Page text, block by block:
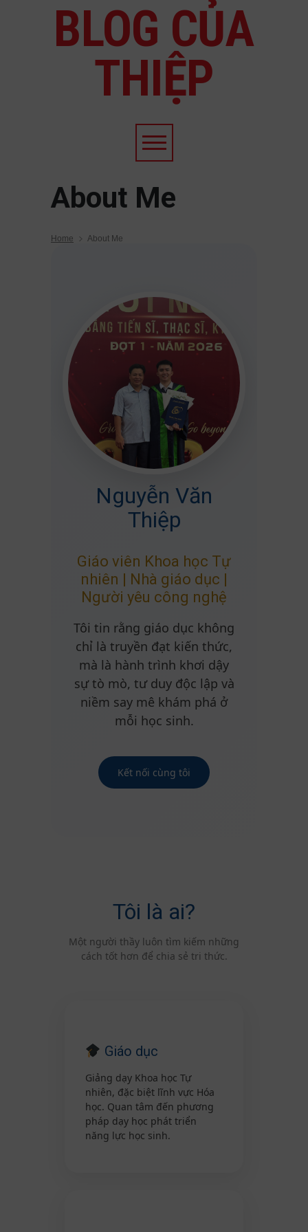
BLOG CỦA
THIỆP
About Me
Home About Me
Nguyễn Văn
Thiệp
Giáo viên Khoa học Tự
nhiên | Nhà giáo dục |
Người yêu công nghệ
Tôi tin rằng giáo dục không
chỉ là truyền đạt kiến thức,
mà là hành trình khơi dậy
sự tò mò, tư duy độc lập và
niềm say mê khám phá ở
mỗi học sinh.
Kết nối cùng tôi
Tôi là ai?
Một người thầy luôn tìm kiếm những
cách tốt hơn để chia sẻ tri thức.
Giáo dục
Giảng dạy Khoa học Tự
nhiên, đặc biệt lĩnh vực Hóa
học. Quan tâm đến phương
pháp dạy học phát triển
năng lực học sinh.